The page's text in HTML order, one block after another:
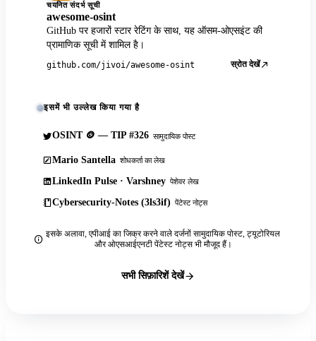
चयनित संदर्भ सूची
awesome-osint
GitHub पर हजारों स्टार रेटिंग के साथ, यह ऑसम-ओएसइंट की
प्रामाणिक सूची में शामिल है।
github.com/jivoi/awesome-osint स्रोत देखें
इसमें भी उल्लेख किया गया है
OSINT 🪙 — TIP #326 सामुदायिक पोस्ट
Mario Santella शोधकर्ता का लेख
LinkedIn Pulse · Varshney पेशेवर लेख
Cybersecurity-Notes (3ls3if) पेंटेस्ट नोट्स
इसके अलावा, एपीआई का जिक्र करने वाले दर्जनों सामुदायिक पोस्ट, ट्यूटोरियल
और ओएसआईएनटी पेंटेस्ट नोट्स भी मौजूद हैं।
सभी सिफ़ारिशें देखें